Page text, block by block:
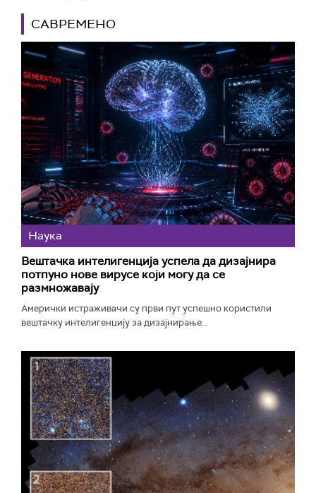
САВРЕМЕНО
Наука
Вештачка интелигенција успела да дизајнира
потпуно нове вирусе који могу да се
размножавају
Амерички истраживачи су први пут успешно користили
вештачку интелигенцију за дизајнирање...